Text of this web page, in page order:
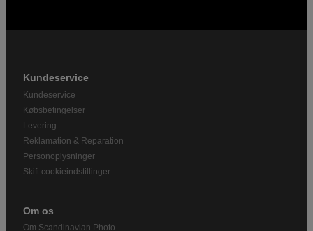
Kundeservice
Kundeservice
Købsbetingelser
Levering
Reklamation & Reparation
Personoplysninger
Skift cookieindstillinger
Om os
Om Scandinavian Photo